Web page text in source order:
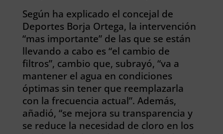
Según ha explicado el concejal de
Deportes Borja Ortega, la intervención
“mas importante” de las que se están
llevando a cabo es “el cambio de
filtros”, cambio que, subrayó, “va a
mantener el agua en condiciones
óptimas sin tener que reemplazarla
con la frecuencia actual”. Además,
añadió, “se mejora su transparencia y
se reduce la necesidad de cloro en los